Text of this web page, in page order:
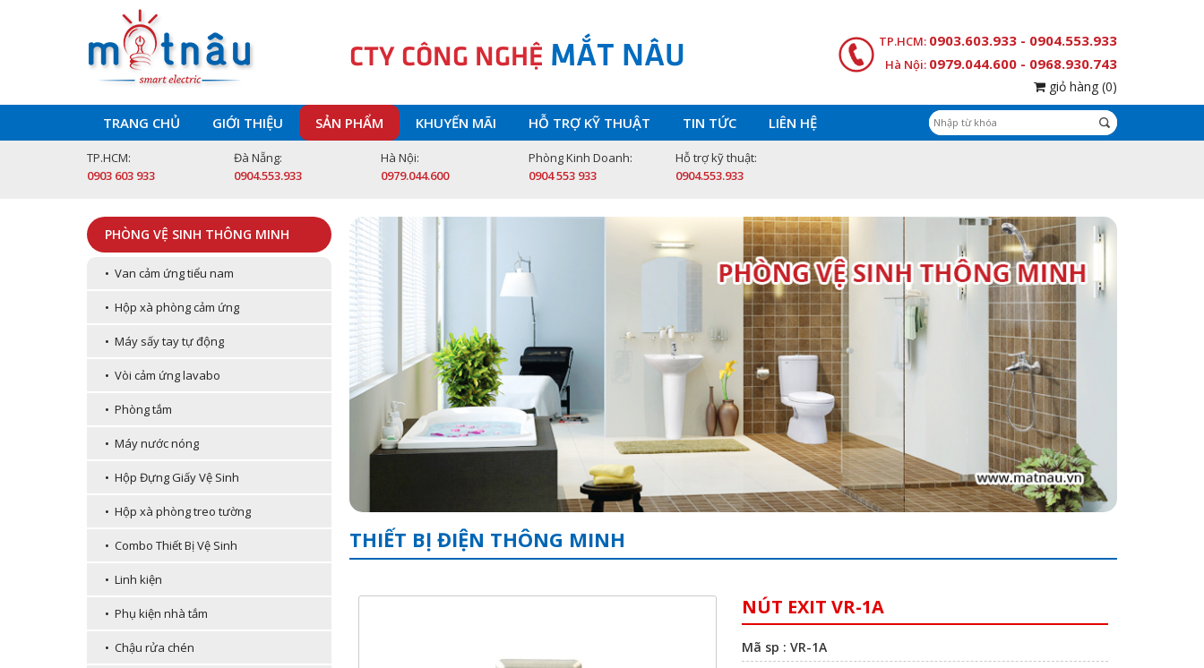
CTY CÔNG NGHỆ MẮT NÂU TP.HCM: 0903.603.933 - 0904.553.933
Hà Nội: 0979.044.600 - 0968.930.743
giỏ hàng (0)
TRANG CHỦ GIỚI THIỆU SẢN PHẨM KHUYẾN MÃI HỖ TRỢ KỸ THUẬT TIN TỨC LIÊN HỆ
TP.HCM:
0903 603 933
Đà Nẵng:
0904.553.933
Hà Nội:
0979.044.600
Phòng Kinh Doanh:
0904 553 933
Hỗ trợ kỹ thuật:
0904.553.933
PHÒNG VỆ SINH THÔNG MINH
• Van cảm ứng tiểu nam
• Hộp xà phòng cảm ứng
• Máy sấy tay tự động
• Vòi cảm ứng lavabo
• Phòng tắm
• Máy nước nóng
• Hộp Đựng Giấy Vệ Sinh
• Hộp xà phòng treo tường
• Combo Thiết Bị Vệ Sinh
• Linh kiện
• Phụ kiện nhà tắm
• Chậu rửa chén
THIẾT BỊ ĐIỆN THÔNG MINH
NÚT EXIT VR-1A
Mã sp : VR-1A